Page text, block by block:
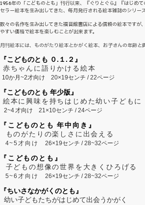
1956年の「こどものとも」刊行以来、『ぐりとぐら』『はじめ
セラー絵本を生み出してきた、毎月発行される絵本雑誌のシリーズ
数々の名作を生み出してきた福音館書店による信頼の絵本ですが
やすい価格で絵本を楽しむことが出来ます。
月刊絵本には、ものがたり絵本とかがく絵本、お子さんの年齢
『こどものとも ０.１.２』
赤ちゃんに語りかける絵本
10か月~2才向け 20×19センチ / 22ページ
『こどものとも 年少版』
絵本に興味を持ちはじめた幼い子どもに
2~4才向け 21×10センチ / 24ページ
『こどものとも 年中向き』
ものがたりの楽しさに出会える
4~5才向け26×19センチ / 28~32ページ
『こどものとも』
子どもの想像の世界を大きくひろげる
5~6才向け26×19センチ / 28~32ページ
『ちいさなかがくのとも』
幼い子どもたちがはじめて出会うかがく